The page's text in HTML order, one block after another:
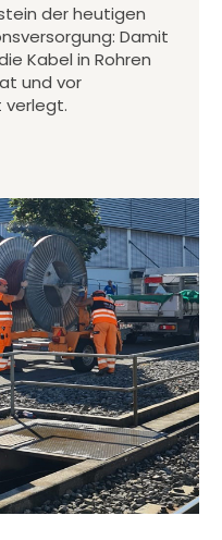
der heutigen
Damit
Kabel in Rohren
und vor
verlegt.